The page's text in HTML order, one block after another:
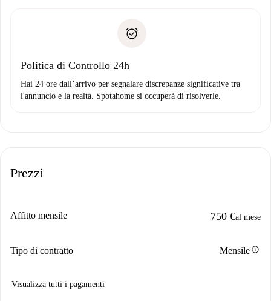
Domiciliazione del pagamento
solo se non segnali problemi.
Politica di Controllo 24h
Hai 24 ore dall’arrivo per segnalare discrepanze significative tra
l'annuncio e la realtà. Spotahome si occuperà di risolverle.
Prezzi
Affitto mensile 750 €al mese
Tipo di contratto Mensileinfo
Visualizza tutti i pagamenti